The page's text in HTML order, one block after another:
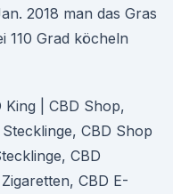
2018 man das Gras
110 Grad köcheln
King | CBD Shop,
CBD Shop
CBD
CBD E-